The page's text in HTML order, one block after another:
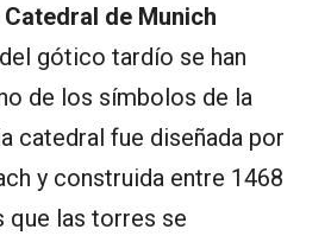
Catedral de Munich
del gótico tardío se han
de los símbolos de la
catedral fue diseñada por
y construida entre 1468
que las torres se